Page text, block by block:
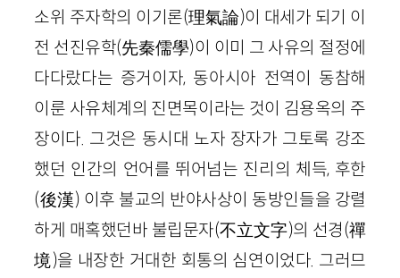
소위 주자학의 이기론(理氣論)이 대세가 되기 이
전 선진유학(先秦儒學)이 이미 그 사유의 절정에
다다랐다는 증거이자, 동아시아 전역이 동참해
이룬 사유체계의 진면목이라는 것이 김용옥의 주
장이다. 그것은 동시대 노자 장자가 그토록 강조
했던 인간의 언어를 뛰어넘는 진리의 체득, 후한
(後漢) 이후 불교의 반야사상이 동방인들을 강렬
하게 매혹했던바 불립문자(不立文字)의 선경(禪
境)을 내장한 거대한 회통의 심연이었다. 그러므